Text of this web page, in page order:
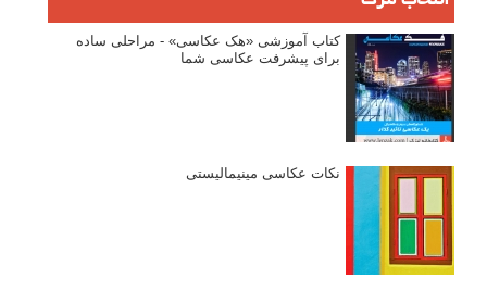
کتاب آموزشی «هک عکاسی» - مراحلی ساده
برای پیشرفت عکاسی شما
نکات عکاسی مینیمالیستی